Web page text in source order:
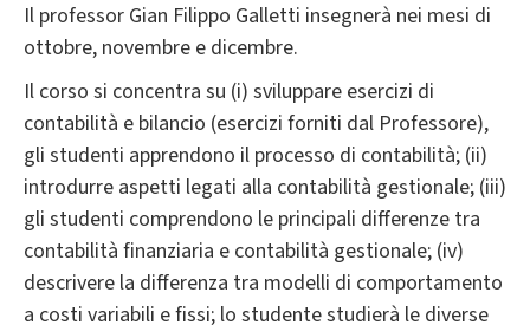
Il professor Gian Filippo Galletti insegnerà nei mesi di
ottobre, novembre e dicembre.
Il corso si concentra su (i) sviluppare esercizi di
contabilità e bilancio (esercizi forniti dal Professore),
gli studenti apprendono il processo di contabilità; (ii)
introdurre aspetti legati alla contabilità gestionale; (iii)
gli studenti comprendono le principali differenze tra
contabilità finanziaria e contabilità gestionale; (iv)
descrivere la differenza tra modelli di comportamento
a costi variabili e fissi; lo studente studierà le diverse